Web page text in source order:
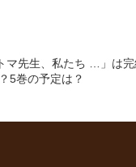
マ先生、私たち …」は完
5巻の予定は？